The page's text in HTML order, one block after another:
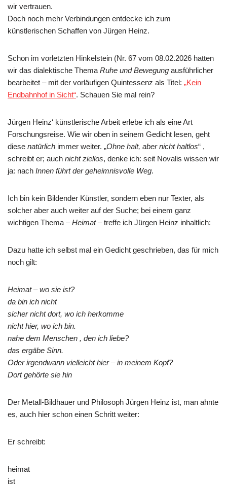
wir vertrauen.
Doch noch mehr Verbindungen entdecke ich zum
künstlerischen Schaffen von Jürgen Heinz.
Schon im vorletzten Hinkelstein (Nr. 67 vom 08.02.2026 hatten
wir das dialektische Thema Ruhe und Bewegung ausführlicher
bearbeitet – mit der vorläufigen Quintessenz als Titel: „Kein
Endbahnhof in Sicht“. Schauen Sie mal rein?
Jürgen Heinz‘ künstlerische Arbeit erlebe ich als eine Art
Forschungsreise. Wie wir oben in seinem Gedicht lesen, geht
diese natürlich immer weiter. „Ohne halt, aber nicht haltlos“ ,
schreibt er; auch nicht ziellos, denke ich: seit Novalis wissen wir
ja: nach Innen führt der geheimnisvolle Weg.
Ich bin kein Bildender Künstler, sondern eben nur Texter, als
solcher aber auch weiter auf der Suche; bei einem ganz
wichtigen Thema –Heimat– treffe ich Jürgen Heinz inhaltlich:
Dazu hatte ich selbst mal ein Gedicht geschrieben, das für mich
noch gilt:
Heimat – wo sie ist?
da bin ich nicht
sicher nicht dort, wo ich herkomme
nicht hier, wo ich bin.
nahe dem Menschen , den ich liebe?
das ergäbe Sinn.
Oder irgendwann vielleicht hier – in meinem Kopf?
Dort gehörte sie hin
Der Metall-Bildhauer und Philosoph Jürgen Heinz ist, man ahnte
es, auch hier schon einen Schritt weiter:
Er schreibt:
heimat
ist